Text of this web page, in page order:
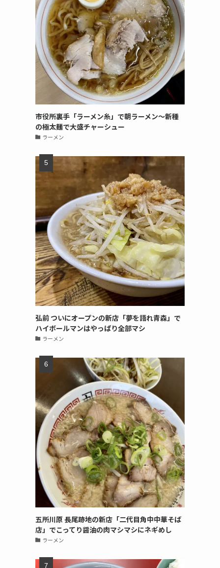
市役所裏手「ラーメン糸」で朝ラーメン〜新種
の極太麺で大盛チャーシュー
ラーメン
弘前 ついにオープンの新店「夢を語れ青森」で
ハイボールマンはやっぱり全部マシ
ラーメン
五所川原 長尾跡地の新店「二代目角中中華そば
店」でこってり醤油の肉マシマシにネギめし
ラーメン